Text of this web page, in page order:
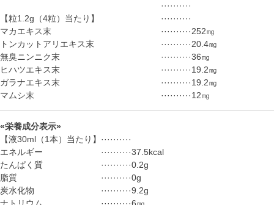
··········
【粒1.2g（4粒）当たり】
··········
マカエキス末
··········252㎎
トンカットアリエキス末
··········20.4㎎
無臭ニンニク末
··········36㎎
ヒハツエキス末
··········19.2㎎
ガラナエキス末
··········19.2㎎
マムシ末
··········12㎎
«栄養成分表示»
【液30ml（1本）当たり】 ··········
エネルギー
··········37.5kcal
たんぱく質
··········0.2g
脂質
··········0g
炭水化物
··········9.2g